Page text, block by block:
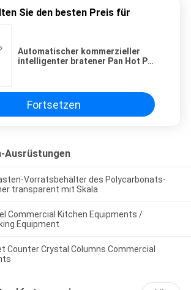
Sie den besten Preis für
Automatischer kommerzieller
intelligenter bratener Pan Hot Pot
Fortsetzen
Ausrüstungen
Vorratsbehälter des Polycarbonats-
transparent mit Skala
Commercial Kitchen Equipments /
Equipment
Counter Crystal Columns Commercial